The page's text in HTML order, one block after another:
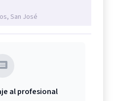
San José
al profesional